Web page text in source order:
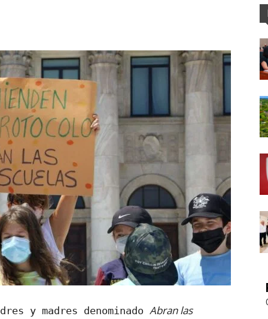
y madres denominado Abran las